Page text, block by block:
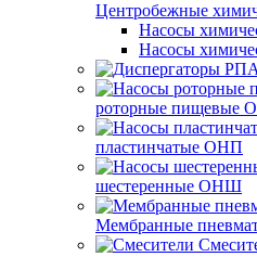
Центробежные
Насосы
Насосы
роторные пищевые
пластинчатые ОНП
шестеренные ОНШ
Мембранные